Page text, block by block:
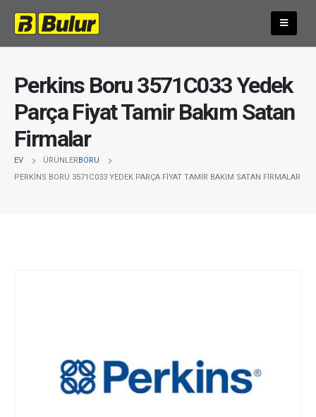
Perkins Boru 3571C033 Yedek
Parça Fiyat Tamir Bakım Satan
Firmalar
EV ÜRÜNLERBORU
PERKINS BORU 3571C033 YEDEK PARÇA FIYAT TAMIR BAKIM SATAN FIRMALAR